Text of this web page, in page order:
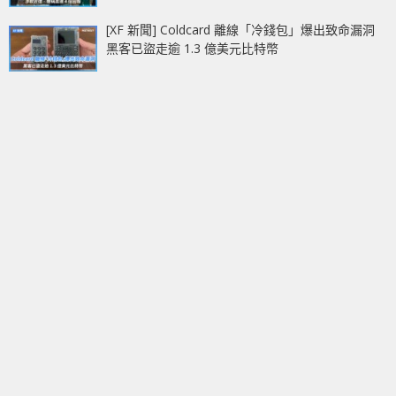
[XF 新聞] Coldcard 離線「冷錢包」爆出致命漏洞
黑客已盜走逾 1.3 億美元比特幣